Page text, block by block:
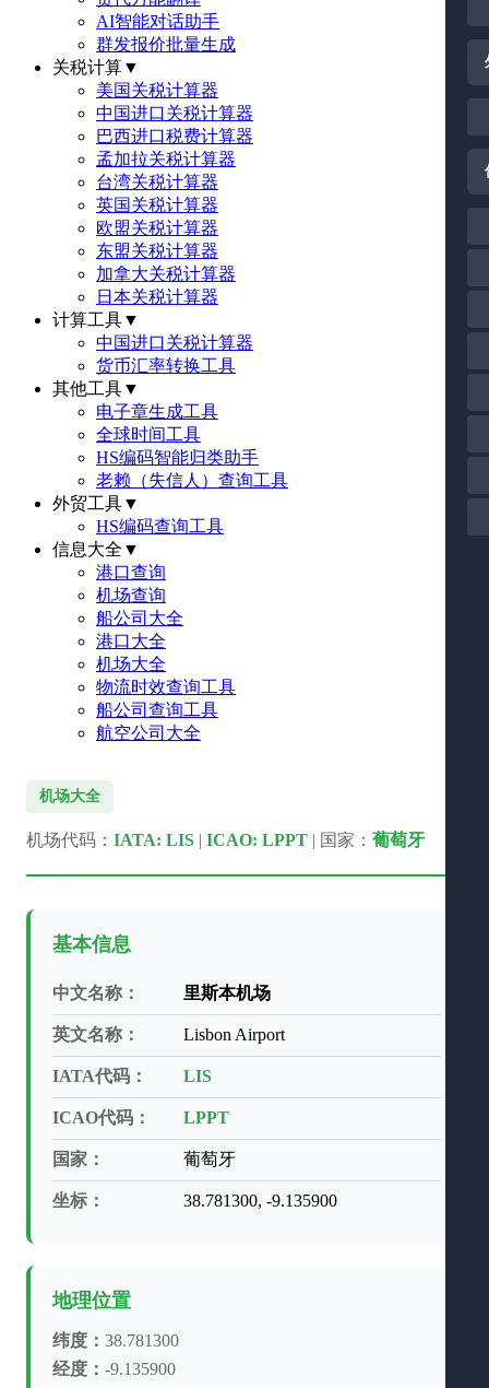
AI智能对话助手
群发报价批量生成
关税计算▼
美国关税计算器
中国进口关税计算器
巴西进口税费计算器
孟加拉关税计算器
台湾关税计算器
英国关税计算器
欧盟关税计算器
东盟关税计算器
加拿大关税计算器
日本关税计算器
计算工具▼
中国进口关税计算器
货币汇率转换工具
其他工具▼
电子章生成工具
全球时间工具
HS编码智能归类助手
老赖（失信人）查询工具
外贸工具▼
HS编码查询工具
信息大全 ▼
港口查询
机场查询
船公司大全
港口大全
机场大全
物流时效查询工具
船公司查询工具
航空公司大全
机场大全
机场代码： IATA: LIS | ICAO: LPPT | 国家： 葡萄牙
基本信息
中文名称： 里斯本机场
英文名称： Lisbon Airport
IATA代码： LIS
ICAO代码： LPPT
国家： 葡萄牙
坐标： 38.781300, -9.135900
地理位置
纬度： 38.781300
经度： -9.135900